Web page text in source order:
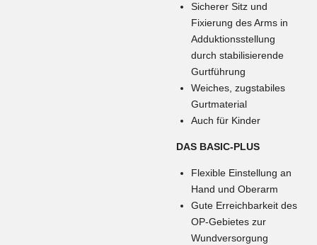
Sicherer Sitz und
Fixierung des Arms in
Adduktionsstellung
durch stabilisierende
Gurtführung
Weiches, zugstabiles
Gurtmaterial
Auch für Kinder
DAS BASIC-PLUS
Flexible Einstellung an
Hand und Oberarm
Gute Erreichbarkeit des
OP-Gebietes zur
Wundversorgung